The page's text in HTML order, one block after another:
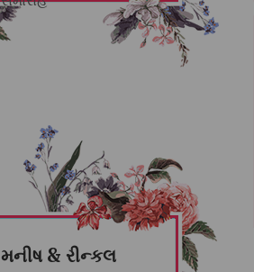
મનીષ & રીન્કલ